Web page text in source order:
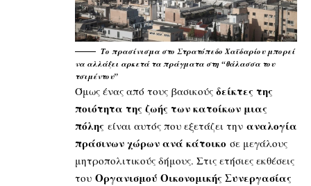
Το πρασίνισμα στο Στρατόπεδο Χαϊδαρίου μπορεί
να αλλάξει αρκετά τα πράγματα στη “θάλασσα του
τσιμέντου”
Όμως ένας από τους βασικούς δείκτες της
ποιότητα της ζωής των κατοίκων μιας
πόλης είναι αυτός που εξετάζει την αναλογία
πράσινων χώρων ανά κάτοικο σε μεγάλους
μητροπολιτικούς δήμους. Στις ετήσιες εκθέσεις
του Οργανισμού Οικονομικής Συνεργασίας